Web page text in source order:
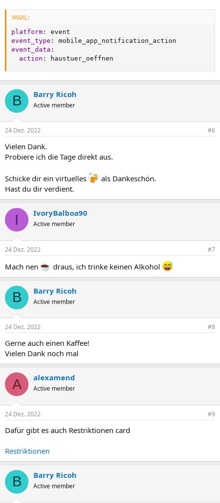
YAML:
platform :
event_type :
event_data :
action : haustuer_oeffnen
B Barry Ricoh
Active member
24 Dez. 2022 #6
Vielen Dank.
Probiere ich die Tage direkt aus.
Schicke dir ein virtuelles
als Dankeschön.
Hast du dir verdient.
I IvoryBalboa90
Active member
24 Dez. 2022 #7
Mach nen draus, ich trinke keinen Alkohol
B Barry Ricoh
Active member
24 Dez. 2022 #8
Gerne auch einen Kaffee!
Vielen Dank noch mal
A alexamend
Active member
24 Dez. 2022 #9
Dafür gibt es auch Restriktionen card
Restriktionen
B Barry Ricoh
Active member